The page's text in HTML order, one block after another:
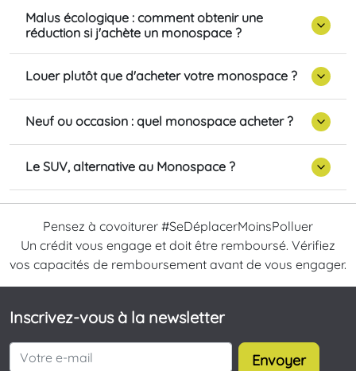
Malus écologique : comment obtenir une
réduction si j'achète un monospace ?
Louer plutôt que d'acheter votre monospace ?
Neuf ou occasion : quel monospace acheter ?
Le SUV, alternative au Monospace ?
Pensez à covoiturer #SeDéplacerMoinsPolluer
Un crédit vous engage et doit être remboursé. Vérifiez
vos capacités de remboursement avant de vous engager.
Inscrivez-vous à la newsletter
Envoyer